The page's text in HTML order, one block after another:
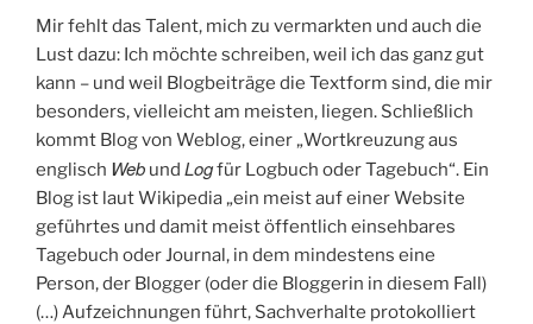
Mir fehlt das Talent, mich zu vermarkten und auch die
Lust dazu: Ich möchte schreiben, weil ich das ganz gut
kann – und weil Blogbeiträge die Textform sind, die mir
besonders, vielleicht am meisten, liegen. Schließlich
kommt Blog von Weblog, einer „Wortkreuzung aus
englisch Web und Logfür Logbuch oder Tagebuch“. Ein
Blog ist laut Wikipedia „ein meist auf einer Website
geführtes und damit meist öffentlich einsehbares
Tagebuch oder Journal, in dem mindestens eine
Person, der Blogger (oder die Bloggerin in diesem Fall)
(…) Aufzeichnungen führt, Sachverhalte protokolliert